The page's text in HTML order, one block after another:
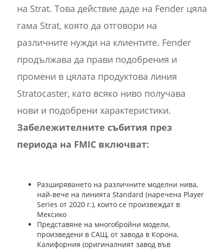
на Strat. Това действие даде на Fender цяла
гама Strat, която да отговори на
различните нужди на клиентите. Fender
продължава да прави подобрения и
промени в цялата продуктова линия
Stratocaster, като всяко ниво получава
нови и подобрени характеристики.
Забележителните събития през
периода на FMIC включват:
Разширяването на различните моделни нива,
най-вече на линията Standard (наречена Player
Series от 2020 г.), които се произвеждат в
Мексико
Представяне на многобройни модели,
произведени в САЩ, от завода в Корона,
Калифорния (оригиналният завод във